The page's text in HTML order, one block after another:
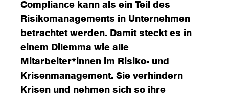
Compliance kann als ein Teil des
Risikomanagements in Unternehmen
betrachtet werden. Damit steckt es in
einem Dilemma wie alle
Mitarbeiter*innen im Risiko- und
Krisenmanagement. Sie verhindern
Krisen und nehmen sich so ihre